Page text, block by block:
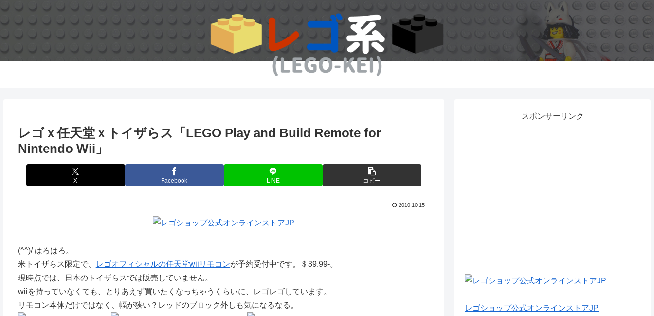
レゴｘ任天堂ｘトイザらス「LEGO Play and Build Remote for
Nintendo Wii」
X Facebook LINE コピー
2010.10.15
(^^)/ はろはろ。
米トイザらス限定で、
レゴオフィシャルの任天堂wiiリモコンが予約受付中です。＄39.99-。
現時点では、日本のトイザらスでは販売していません。
wiiを持っていなくても、とりあえず買いたくなっちゃうくらいに、レゴレゴしています。
リモコン本体だけではなく、幅が狭い？レッドのブロック外しも気になるなる。
スポンサーリンク
レゴショップ公式オンラインストアJP